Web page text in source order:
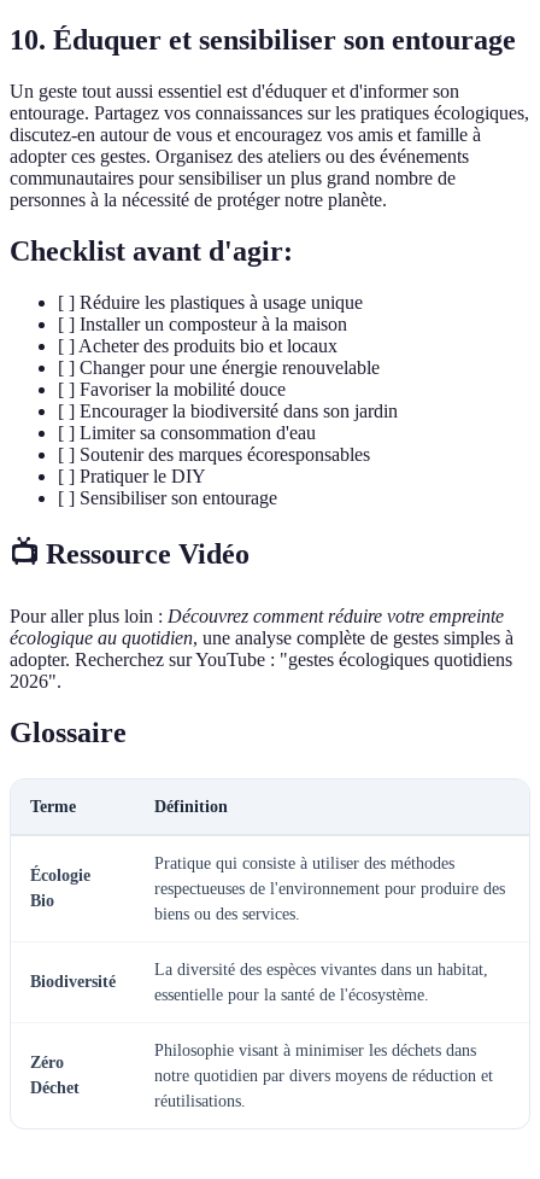
10. Éduquer et sensibiliser son entourage
Un geste tout aussi essentiel est d'éduquer et d'informer son
entourage. Partagez vos connaissances sur les pratiques écologiques,
discutez-en autour de vous et encouragez vos amis et famille à
adopter ces gestes. Organisez des ateliers ou des événements
communautaires pour sensibiliser un plus grand nombre de
personnes à la nécessité de protéger notre planète.
Checklist avant d'agir:
[ ] Réduire les plastiques à usage unique
[ ] Installer un composteur à la maison
[ ] Acheter des produits bio et locaux
[ ] Changer pour une énergie renouvelable
[ ] Favoriser la mobilité douce
[ ] Encourager la biodiversité dans son jardin
[ ] Limiter sa consommation d'eau
[ ] Soutenir des marques écoresponsables
[ ] Pratiquer le DIY
[ ] Sensibiliser son entourage
📺 Ressource Vidéo
Pour aller plus loin : Découvrez comment réduire votre empreinte
écologique au quotidien, une analyse complète de gestes simples à
adopter. Recherchez sur YouTube : "gestes écologiques quotidiens
2026".
Glossaire
Terme Définition
Écologie
Bio
Pratique qui consiste à utiliser des méthodes
respectueuses de l'environnement pour produire des
biens ou des services.
Biodiversité
La diversité des espèces vivantes dans un habitat,
essentielle pour la santé de l'écosystème.
Zéro
Déchet
Philosophie visant à minimiser les déchets dans
notre quotidien par divers moyens de réduction et
réutilisations.